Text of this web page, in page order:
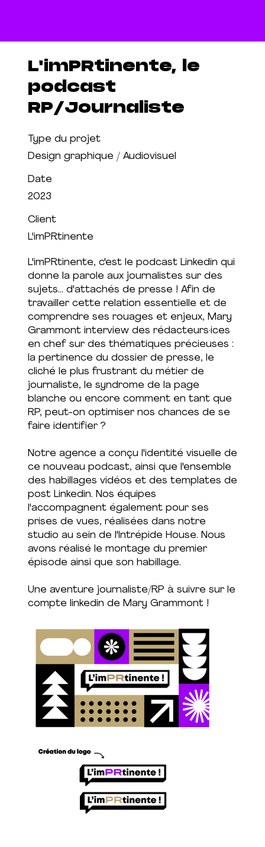
L'imPRtinente, le
podcast
RP/Journaliste
Type du projet
Design graphique / Audiovisuel
Date
2023
Client
L'imPRtinente
L'imPRtinente, c'est le podcast Linkedin qui
donne la parole aux journalistes sur des
sujets... d'attachés de presse ! Afin de
travailler cette relation essentielle et de
comprendre ses rouages et enjeux, Mary
Grammont interview des rédacteurs·ices
en chef sur des thématiques précieuses :
la pertinence du dossier de presse, le
cliché le plus frustrant du métier de
journaliste, le syndrome de la page
blanche ou encore comment en tant que
RP, peut-on optimiser nos chances de se
faire identifier ?
Notre agence a conçu l'identité visuelle de
ce nouveau podcast, ainsi que l'ensemble
des habillages vidéos et des templates de
post Linkedin. Nos équipes
l'accompagnent également pour ses
prises de vues, réalisées dans notre
studio au sein de l'Intrépide House. Nous
avons réalisé le montage du premier
épisode ainsi que son habillage.
Une aventure journaliste/RP à suivre sur le
compte linkedin de Mary Grammont !